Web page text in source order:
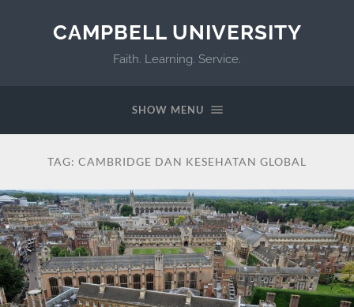
CAMPBELL UNIVERSITY
Faith. Learning. Service.
SHOW MENU
TAG: CAMBRIDGE DAN KESEHATAN GLOBAL